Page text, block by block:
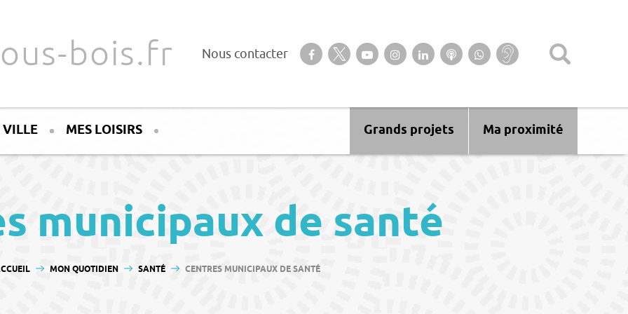
bois.fr Nous contacter Suivez-nous sur notre page Facebook
Suivez-nous sur Twitter
Suivez-nous sur YouTube
Suivez-nous sur Instagram
Retrouvez-nous sur Linkedin
Ecoutez nos Podcasts
Suivez-nous sur
WhatsApp
Baisse
d’audition ?
MES LOISIRS Ma proximité
Grands projets
municipaux de santé
ÊTES ICI :MON QUOTIDIEN SANTÉ CENTRES MUNICIPAUX DE SANTÉ